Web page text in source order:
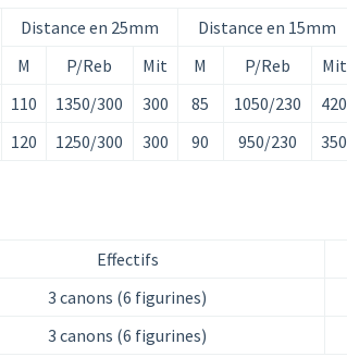
Distance en 25mm Distance en 15mm
M
P/Reb Mit M P/Reb
Mit
110 1350/300 300 85 1050/230 420
120 1250/300 300 90 950/230 350
Effectifs
3 canons (6 figurines)
3 canons (6 figurines)